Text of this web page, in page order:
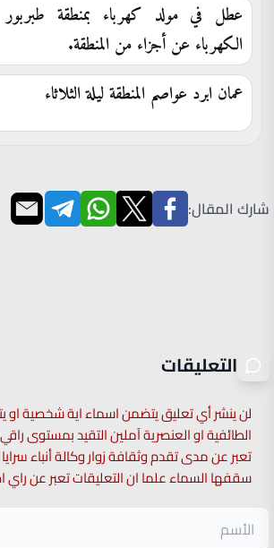
عطل في مولد كهرباء بمنطقة طبربور
الكهرباء عن أجزاء من المنطقة.
عمان ابرد عواصم المنطقة ليلة الثلاثاء
شارك المقال:
التعليقات
لن ينشر أي تعليق يتضمن اسماء اية شخصية او
الطائفية او العنصرية آملين التقيد بمستوى
تعبر عن مدى تقدم وثقافة زوار وكالة أنباء سرايا
سقفها السماء علما ان التعليقات تعبر عن